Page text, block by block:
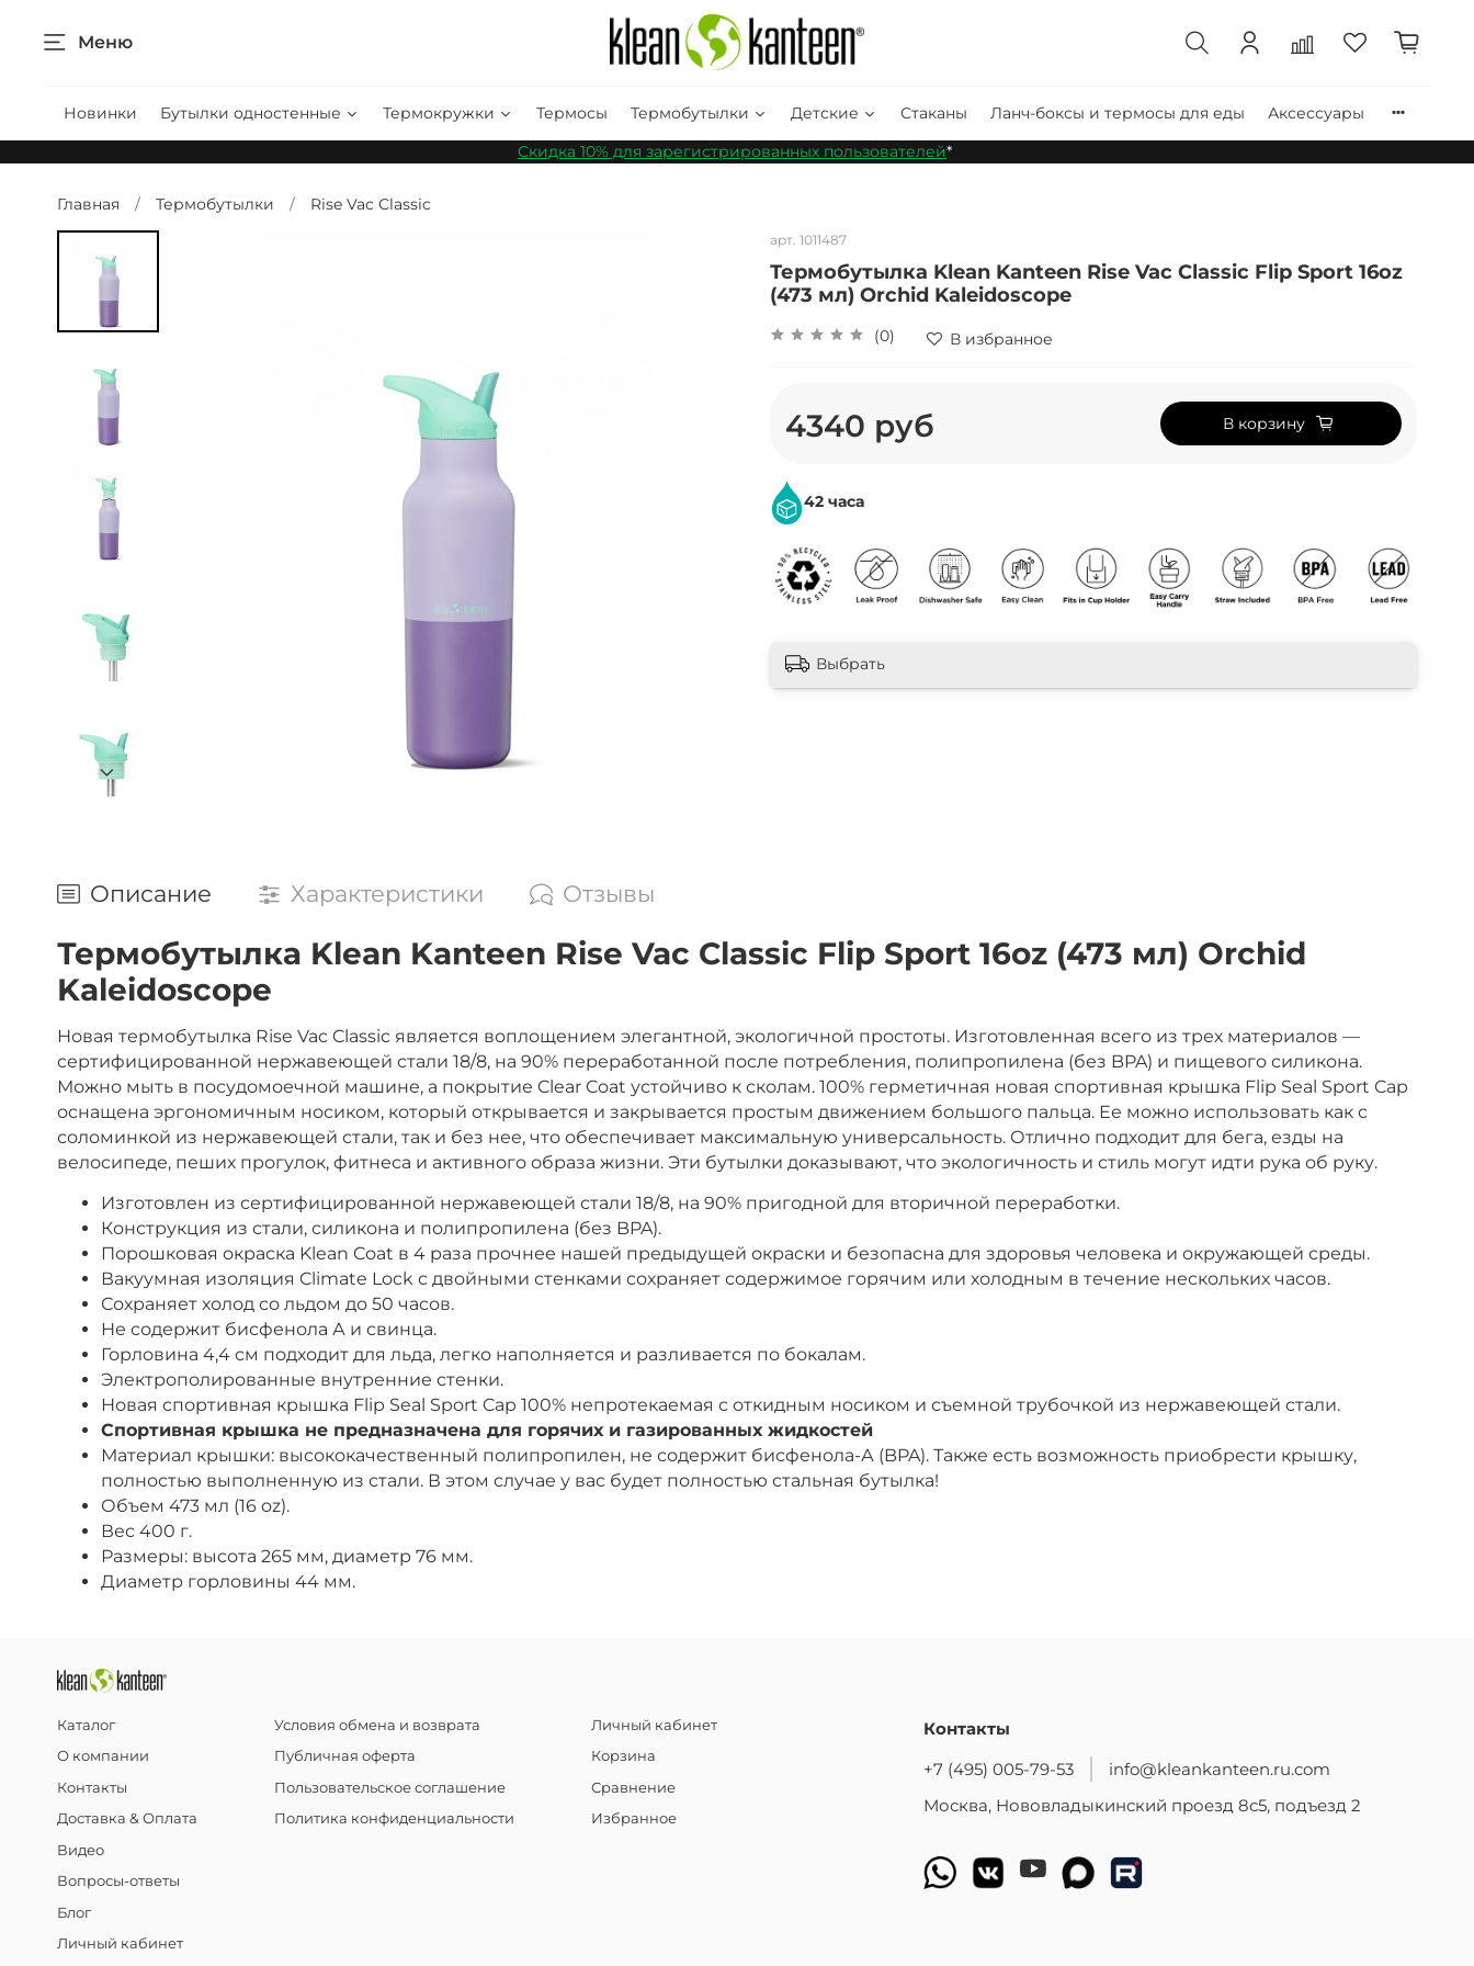
Меню
Новинки Бутылки одностенные Термокружки Термосы Термобутылки Детские Стаканы Ланч-боксы и термосы для еды
Аксессуары
Скидка 10% для зарегистрированных пользователей*
Главная Термобутылки Rise Vac Classic
арт. 1011487
Термобутылка Klean Kanteen Rise Vac Classic Flip Sport 16oz
(473 мл) Orchid Kaleidoscope
(0) В избранное
4340 руб В корзину
42 часа
Выбрать
Описание Характеристики Отзывы
Термобутылка Klean Kanteen Rise Vac Classic Flip Sport 16oz (473 мл) Orchid
Kaleidoscope
Новая термобутылка Rise Vac Classic является воплощением элегантной, экологичной простоты. Изготовленная всего из трех материалов —
сертифицированной нержавеющей стали 18/8, на 90% переработанной после потребления, полипропилена (без BPA) и пищевого силикона.
Можно мыть в посудомоечной машине, а покрытие Clear Coat устойчиво к сколам. 100% герметичная новая спортивная крышка Flip Seal Sport Cap
оснащена эргономичным носиком, который открывается и закрывается простым движением большого пальца. Ее можно использовать как с
соломинкой из нержавеющей стали, так и без нее, что обеспечивает максимальную универсальность. Отлично подходит для бега, езды на
велосипеде, пеших прогулок, фитнеса и активного образа жизни. Эти бутылки доказывают, что экологичность и стиль могут идти рука об руку.
Изготовлен из сертифицированной нержавеющей стали 18/8, на 90% пригодной для вторичной переработки.
Конструкция из стали, силикона и полипропилена (без BPA).
Порошковая окраска Klean Coat в 4 раза прочнее нашей предыдущей окраски и безопасна для здоровья человека и окружающей среды.
Вакуумная изоляция Climate Lock с двойными стенками сохраняет содержимое горячим или холодным в течение нескольких часов.
Сохраняет холод со льдом до 50 часов.
Не содержит бисфенола А и свинца.
Горловина 4,4 см подходит для льда, легко наполняется и разливается по бокалам.
Электрополированные внутренние стенки.
Новая спортивная крышка Flip Seal Sport Cap 100% непротекаемая с откидным носиком и съемной трубочкой из нержавеющей стали.
Спортивная крышка не предназначена для горячих и газированных жидкостей
Материал крышки: высококачественный полипропилен, не содержит бисфенола-А (BPA). Также есть возможность приобрести крышку,
полностью выполненную из стали. В этом случае у вас будет полностью стальная бутылка!
Объем 473 мл (16 oz).
Вес 400 г.
Размеры: высота 265 мм, диаметр 76 мм.
Диаметр горловины 44 мм.
Каталог
О компании
Контакты
Доставка & Оплата
Видео
Вопросы-ответы
Блог
Личный кабинет
Условия обмена и возврата
Публичная оферта
Пользовательское соглашение
Политика конфиденциальности
Личный кабинет
Корзина
Сравнение
Избранное
Контакты
+7 (495) 005-79-53
info@kleankanteen.ru.com
Москва, Нововладыкинский проезд 8с5, подъезд 2